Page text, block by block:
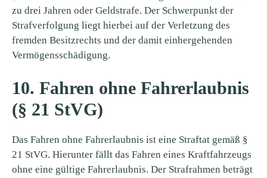
zu drei Jahren oder Geldstrafe. Der Schwerpunkt der
Strafverfolgung liegt hierbei auf der Verletzung des
fremden Besitzrechts und der damit einhergehenden
Vermögensschädigung.
10. Fahren ohne Fahrerlaubnis
(§ 21 StVG)
Das Fahren ohne Fahrerlaubnis ist eine Straftat gemäß §
21 StVG. Hierunter fällt das Fahren eines Kraftfahrzeugs
ohne eine gültige Fahrerlaubnis. Der Strafrahmen beträgt